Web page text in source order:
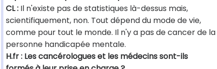
CL : Il n'existe pas de statistiques là-dessus mais,
scientifiquement, non. Tout dépend du mode de vie,
comme pour tout le monde. Il n'y a pas de cancer de la
personne handicapée mentale.
H.fr : Les cancérologues et les médecins sont-ils